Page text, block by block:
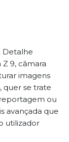
Detalhe
9, câmara
imagens
quer se trate
ou
avançada que
utilizador